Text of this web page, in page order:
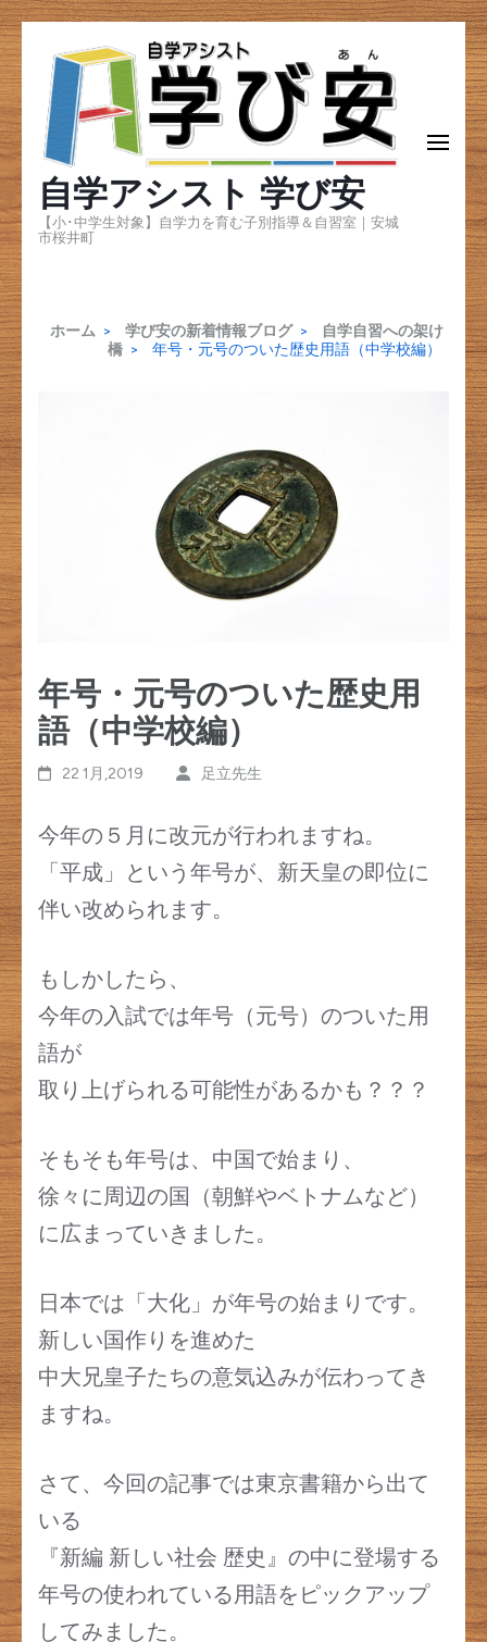
コ
ン
テ
ン
ツ
へ
ス
キ
ッ
プ
(Enter
を
押
す)
自学アシスト 学び安
【小･中学生対象】自学力を育む子別指導＆自習室｜安城
市桜井町
ホーム > 学び安の新着情報ブログ >
自学自習への架け
橋 > 年号・元号のついた歴史用語（中学校編）
年号・元号のついた歴史用
語（中学校編）
22 1月,2019 足立先生
今年の５月に改元が行われますね。
「平成」という年号が、新天皇の即位に
伴い改められます。
もしかしたら、
今年の入試では年号（元号）のついた用
語が
取り上げられる可能性があるかも？？？
そもそも年号は、中国で始まり、
徐々に周辺の国（朝鮮やベトナムなど）
に広まっていきました。
日本では「大化」が年号の始まりです。
新しい国作りを進めた
中大兄皇子たちの意気込みが伝わってき
ますね。
さて、今回の記事では東京書籍から出て
いる
『新編 新しい社会 歴史』の中に登場する
年号の使われている用語をピックアップ
してみました。